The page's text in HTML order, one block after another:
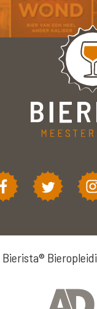
Bierista®